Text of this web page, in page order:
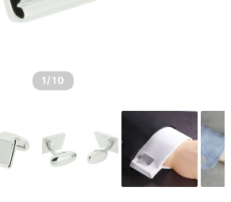
1 /10